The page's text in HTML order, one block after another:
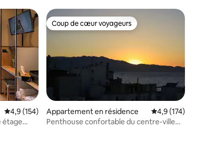
: 4,87 sur 5
Évaluation moyenne sur la base de 154 commentaires : 4,9 sur 5
4,9 (154)
étage
Coup de cœur voyageurs
Coup de cœur voyageurs
Appartement en résidence Évaluation moyenne
4,9 (174)
Penthouse confortable du centre-ville